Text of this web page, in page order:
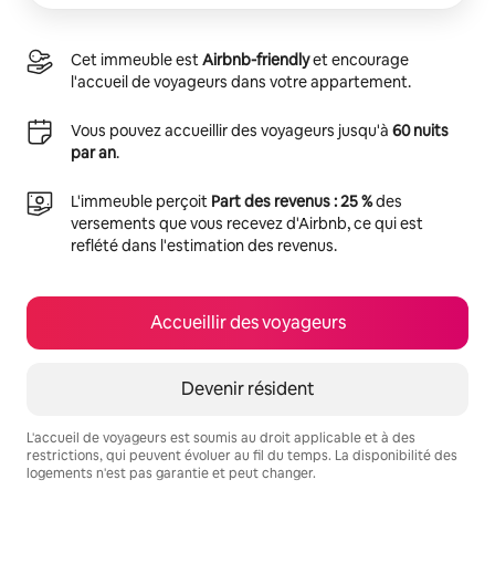
Cet immeuble estAirbnb-friendlyet encourage
l'accueil de voyageurs dans votre appartement.
Vous pouvez accueillir des voyageurs jusqu'à 60 nuits
par an.
L'immeuble perçoit Part des revenus : 25 %des
versements que vous recevez d'Airbnb, ce qui est
reflété dans l'estimation des revenus.
Accueillir des voyageurs
Devenir résident
L'accueil de voyageurs est soumis au droit applicable et à des
restrictions, qui peuvent évoluer au fil du temps. La disponibilité des
logements n'est pas garantie et peut changer.